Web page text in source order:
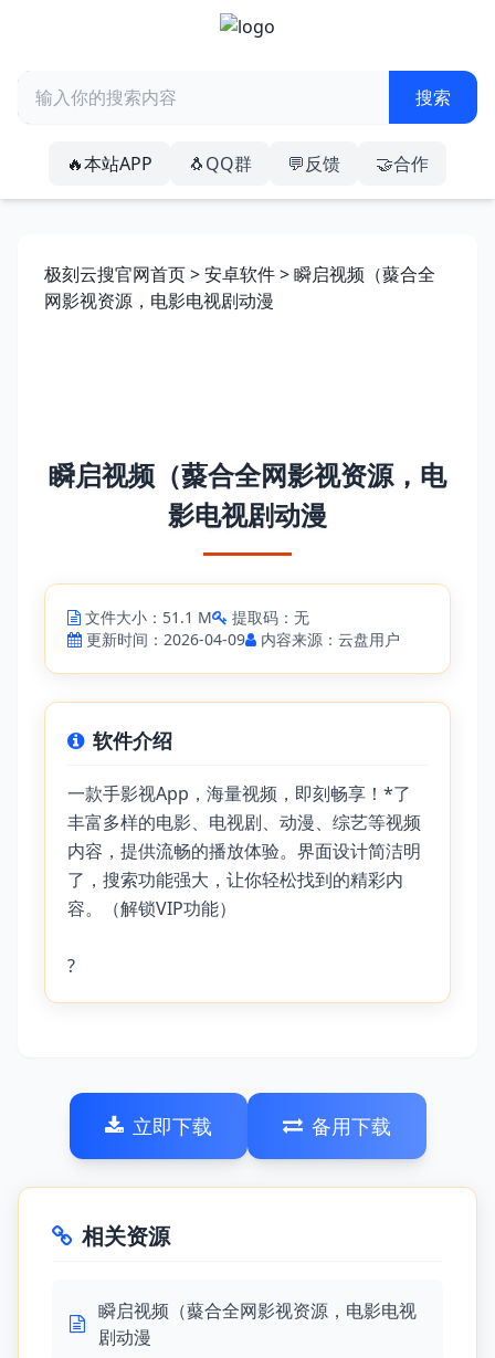
🔥本站APP 🐧QQ群 💬反馈 🤝合作
极刻云搜官网首页>安卓软件> 瞬启视频（藂合全
网影视资源，电影电视剧动漫
瞬启视频（藂合全网影视资源，电
影电视剧动漫
文件大小：51.1 M
提取码：无
更新时间：2026-04-09
内容来源：云盘用户
软件介绍
一款手影视App，海量视频，即刻畅享！*了
丰富多样的电影、电视剧、动漫、综艺等视频
内容，提供流畅的播放体验。界面设计简洁明
了，搜索功能强大，让你轻松找到的精彩内
容。（解锁VIP功能）
?
立即下载 备用下载
相关资源
瞬启视频（藂合全网影视资源，电影电视
剧动漫